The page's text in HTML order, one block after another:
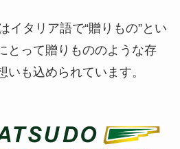
イタリア語で“贈りもの”とい
とって贈りもののような存
も込められています。